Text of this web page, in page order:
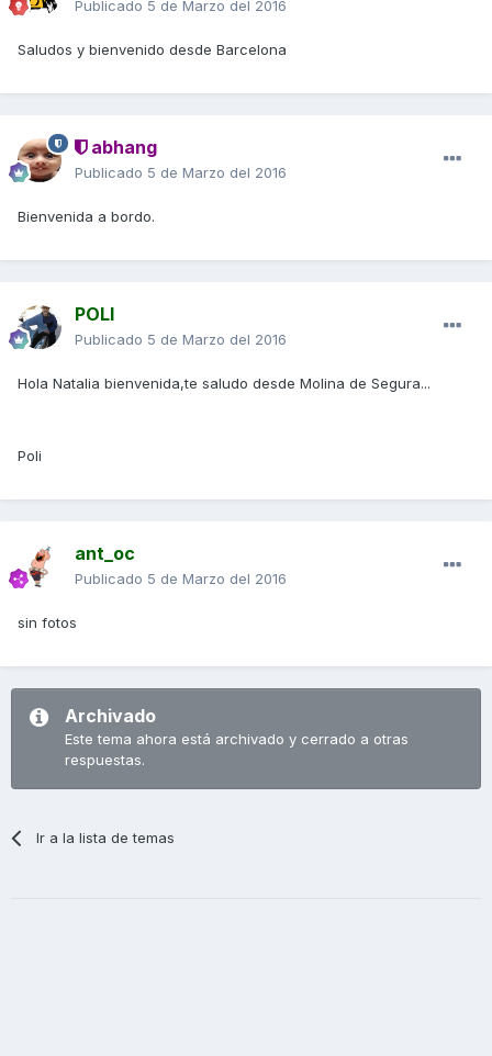
Publicado 5 de Marzo del 2016
Saludos y bienvenido desde Barcelona
abhang
Publicado 5 de Marzo del 2016
Bienvenida a bordo.
POLI
Publicado 5 de Marzo del 2016
Hola Natalia bienvenida,te saludo desde Molina de Segura...
Poli
ant_oc
Publicado 5 de Marzo del 2016
sin fotos
Archivado
Este tema ahora está archivado y cerrado a otras
respuestas.
Ir a la lista de temas